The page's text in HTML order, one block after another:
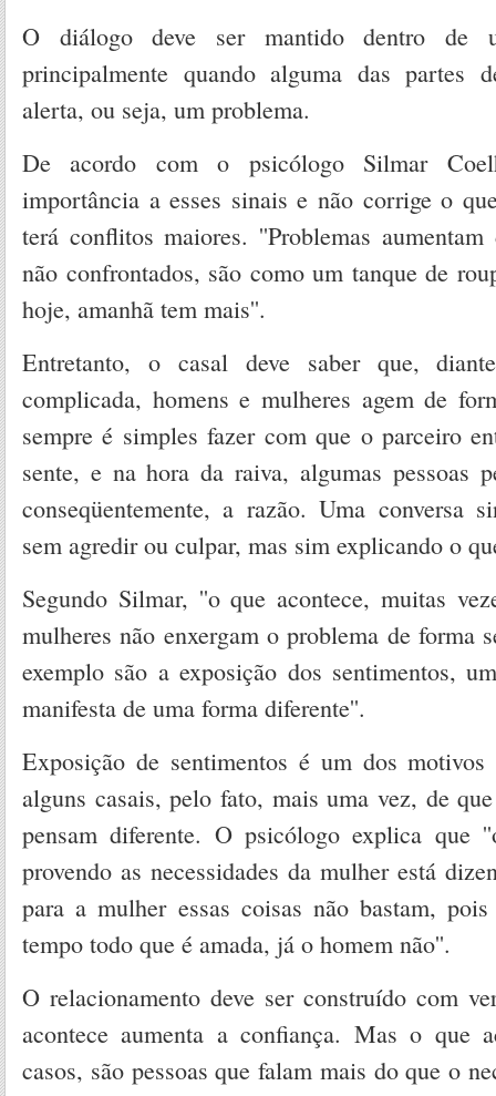
O diálogo deve ser mantido dentro de
principalmente quando alguma das partes
alerta, ou seja, um problema.
De acordo com o psicólogo Silmar
importância a esses sinais e não corrige o
terá conflitos maiores. ''Problemas aumentam
não confrontados, são como um tanque de
hoje, amanhã tem mais''.
Entretanto, o casal deve saber que,
complicada, homens e mulheres agem de
sempre é simples fazer com que o parceiro
sente, e na hora da raiva, algumas pessoas
conseqüentemente, a razão. Uma conversa
sem agredir ou culpar, mas sim explicando o
Segundo Silmar, ''o que acontece, muitas
mulheres não enxergam o problema de forma
exemplo são a exposição dos sentimentos,
manifesta de uma forma diferente''.
Exposição de sentimentos é um dos motivos
alguns casais, pelo fato, mais uma vez, de
pensam diferente. O psicólogo explica que
provendo as necessidades da mulher está
para a mulher essas coisas não bastam,
tempo todo que é amada, já o homem não''.
O relacionamento deve ser construído com
acontece aumenta a confiança. Mas o que
casos, são pessoas que falam mais do que o